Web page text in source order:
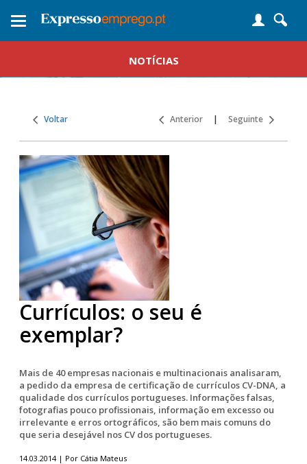
Toggle
NOTÍCIAS
Voltar Anterior | Seguinte
Currículos: o seu é
exemplar?
Mais de 40 empresas nacionais e multinacionais analisaram,
a pedido da empresa de certificação de currículos CV-DNA, a
qualidade dos currículos portugueses. Informações falsas,
fotografias pouco profissionais, informação em excesso ou
irrelevante e erros ortográficos, são bem mais comuns do
que seria desejável nos CV dos portugueses.
14.03.2014 | Por Cátia Mateus